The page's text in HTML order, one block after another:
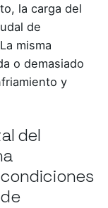
la carga del
de
misma
o demasiado
y
del